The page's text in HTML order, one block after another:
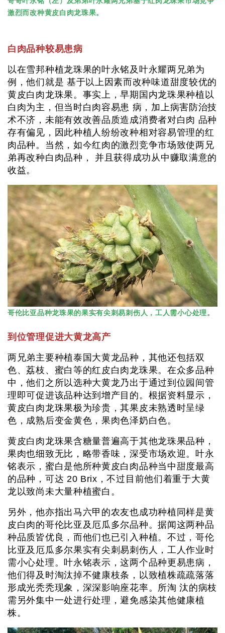
激烈而改种黄皮白肉龙珠果。
白肉品种较易患病
以在雪邦种植龙珠果的叶永铭及叶永耀两兄弟为
例，他们就是 基于以上因素而改种味道甜度较优的
黄皮白肉龙珠果。事实上，早期国内龙珠果种植以
白肉为主，但当时白肉容易患 病，加上病害防治技
术不济，未能有效改善品质造成消费者对白肉 品种
存有偏见，因此种植人纷纷改种相对容易管理的红
肉品种。当然，如今红肉的激烈竞争市场致使两兄
弟再改种白肉品种， 并且获得成功从中赚取满意的
收益。
哥伦比亚品种龙珠果的果实有尖刺易刺伤人，工人需小心处理。
到位管理促进大黄龙高产
两兄弟主要种植泰国大黄龙品种，其他还包括双
色、荔枝、蜜白等的红皮白肉龙珠果。在众多品种
中，他们之所以选种大黄龙乃出于通过到位园间管
理即可促进该品种达到增产目的。根据资料显示，
黄皮白肉龙珠果极为珍贵，其果皮未熟透时呈绿
色，成熟后变金黄色，果肉色泽奶白色。
黄皮白肉龙珠果含糖量普遍高于其他龙珠果品种，
果肉也细致无比，略带香味，深受市场欢迎。叶永
铭表示，蜜白是他所种黄皮白肉品种当中甜度最高
的品种，可达 20 Brix，不过目前他们着重于大黄
龙以致尚未大量种植蜜白。
另外，他亦指出马六甲的农友也成功种植同样是黄
皮白肉的哥伦比亚及厄瓜多尔品种。据闻这两种品
种品质皆优良，而他们也已引入种植。不过，哥伦
比亚及厄瓜多尔果实有尖刺易刺伤人，工人作业时
需小心处理。叶永铭表示，这两个品种更易患病，
他们得及时淘汰掉不健康枝条，以致植株疏疏落落
形成光秃秃现象，深深影响座花率。所淘 汰的病枝
需另外集中一处进行处理，避免感染其他健康植
株。